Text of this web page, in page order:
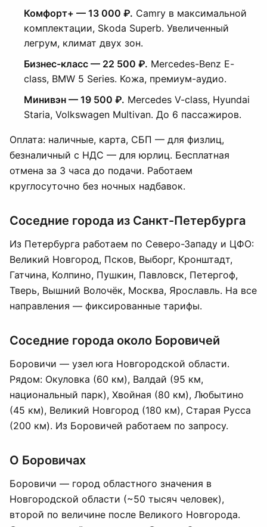
Комфорт+ — 13 000 ₽. Camry в максимальной
комплектации, Skoda Superb. Увеличенный
легрум, климат двух зон.
Бизнес-класс — 22 500 ₽. Mercedes-Benz E-
class, BMW 5 Series. Кожа, премиум-аудио.
Минивэн — 19 500 ₽. Mercedes V-class, Hyundai
Staria, Volkswagen Multivan. До 6 пассажиров.
Оплата: наличные, карта, СБП — для физлиц,
безналичный с НДС — для юрлиц. Бесплатная
отмена за 3 часа до подачи. Работаем
круглосуточно без ночных надбавок.
Соседние города из Санкт-Петербурга
Из Петербурга работаем по Северо-Западу и ЦФО:
Великий Новгород, Псков, Выборг, Кронштадт,
Гатчина, Колпино, Пушкин, Павловск, Петергоф,
Тверь, Вышний Волочёк, Москва, Ярославль. На все
направления — фиксированные тарифы.
Соседние города около Боровичей
Боровичи — узел юга Новгородской области.
Рядом: Окуловка (60 км), Валдай (95 км,
национальный парк), Хвойная (80 км), Любытино
(45 км), Великий Новгород (180 км), Старая Русса
(200 км). Из Боровичей работаем по запросу.
О Боровичах
Боровичи — город областного значения в
Новгородской области (~50 тысяч человек),
второй по величине после Великого Новгорода.